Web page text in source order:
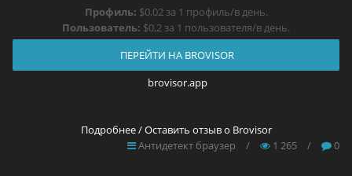
Профиль: $0,02 за 1 профиль/в день.
Пользователь: $0,2 за 1 пользователя/в день.
ПЕРЕЙТИ НА BROVISOR
brovisor.app
Подробнее / Оставить отзыв о Brovisor
Антидетект браузер
/ 1 265 / 0